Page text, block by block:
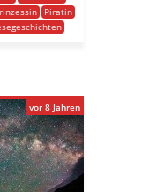
Piratin
vor 8 Jahren